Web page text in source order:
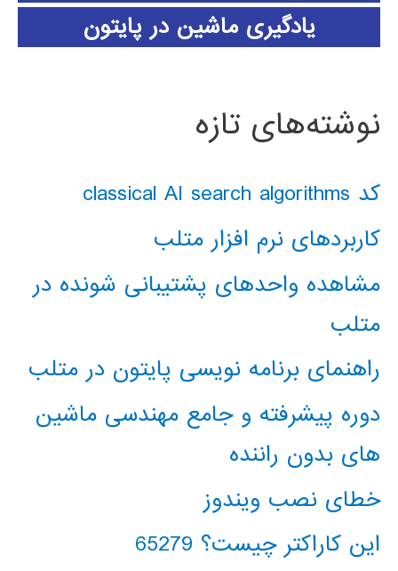
یادگیری ماشین در پایتون
نوشته‌های تازه
کد classical AI search algorithms
کاربردهای نرم افزار متلب
مشاهده واحدهای پشتیبانی شونده در
متلب
راهنمای برنامه نویسی پایتون در متلب
دوره پیشرفته و جامع مهندسی ماشین
های بدون راننده
خطای نصب ویندوز
این کاراکتر چیست؟ 65279